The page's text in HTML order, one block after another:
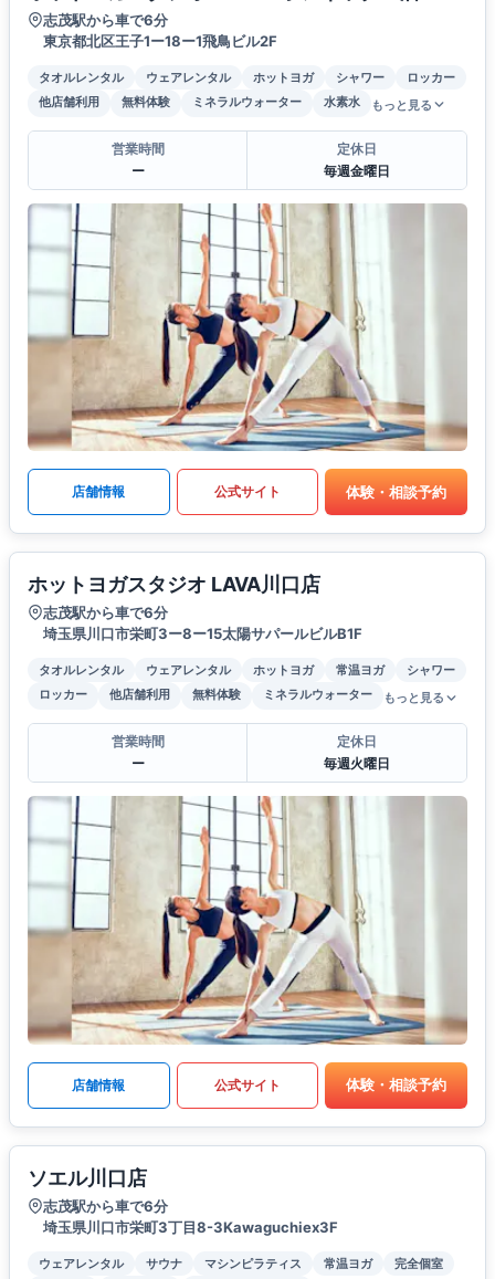
志茂駅から車で6分
東京都北区王子1ー18ー1飛鳥ビル2F
タオルレンタル ウェアレンタル ホットヨガ シャワー
ロッカー
他店舗利用
無料体験 ミネラルウォーター 水素水 もっと見る
営業時間
ー
定休日
毎週金曜日
店舗情報 公式サイト 体験・相談予約
ホットヨガスタジオ LAVA川口店
志茂駅から車で6分
埼玉県川口市栄町3ー8ー15太陽サパールビルB1F
タオルレンタル ウェアレンタル ホットヨガ 常温ヨガ
シャワー
ロッカー
他店舗利用 無料体験 ミネラルウォーター もっと見る
営業時間
ー
定休日
毎週火曜日
店舗情報 公式サイト 体験・相談予約
ソエル川口店
志茂駅から車で6分
埼玉県川口市栄町3丁目8-3Kawaguchiex3F
ウェアレンタル サウナ マシンピラティス 常温ヨガ
完全個室